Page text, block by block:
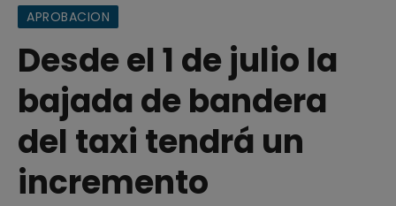
APROBACION
Desde el 1 de julio la
bajada de bandera
del taxi tendrá un
incremento